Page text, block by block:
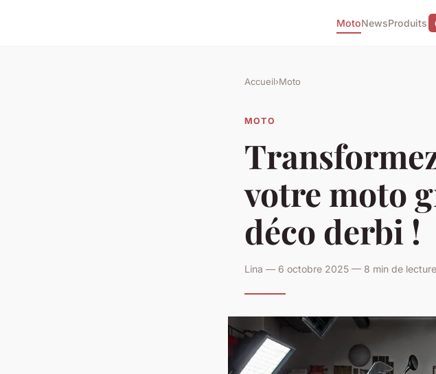
MotoNewsProduits
Accueil›Moto
MOTO
votre moto
déco derbi !
Lina — 6 octobre 2025 — 8 min de lecture